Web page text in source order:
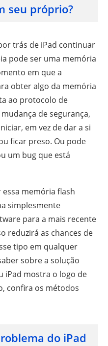
seu próprio?
trás de iPad continuar
pode ser uma memória
em que a
obter algo da memória
ao protocolo de
de segurança,
em vez de dar a si
ficar preso. Ou pode
um bug que está
memória flash
simplesmente
para a mais recente
reduzirá as chances de
tipo em qualquer
sobre a solução
iPad mostra o logo de
confira os métodos
do iPad